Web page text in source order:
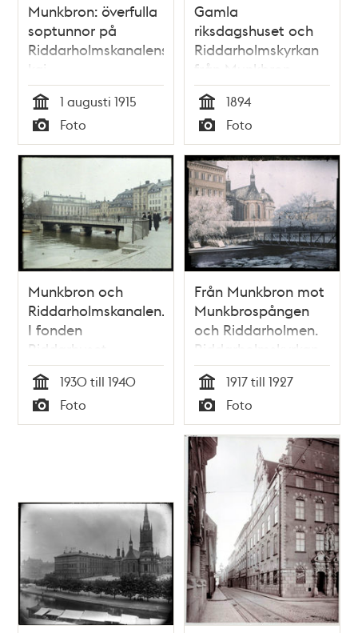
Munkbron: överfulla
soptunnor på
Riddarholmskanalens
kaj
Tid
1 augusti 1915
Typ
Foto
Gamla
riksdagshuset och
Riddarholmskyrkan
från Munkbron.
Järnvägen skymtar
bakom träden
Tid
1894
Typ
Foto
Munkbron och
Riddarholmskanalen.
I fonden
Riddarhuset
Tid
1930 till 1940
Typ
Foto
Från Munkbron mot
Munkbrospången
och Riddarholmen.
Riddarholmskyrkan
mitt i bild
Tid
1917 till 1927
Typ
Foto